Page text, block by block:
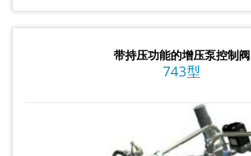
带持压功能的增压泵控制阀
743型